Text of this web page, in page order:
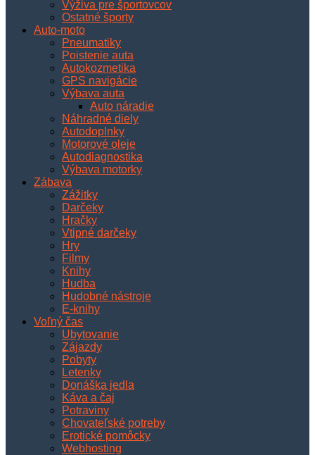
Výživa pre športovcov
Ostatné športy
Auto-moto
Pneumatiky
Poistenie auta
Autokozmetika
GPS navigácie
Výbava auta
Auto náradie
Náhradné diely
Autodoplnky
Motorové oleje
Autodiagnostika
Výbava motorky
Zábava
Zážitky
Darčeky
Hračky
Vtipné darčeky
Hry
Filmy
Knihy
Hudba
Hudobné nástroje
E-knihy
Voľný čas
Ubytovanie
Zájazdy
Pobyty
Letenky
Donáška jedla
Káva a čaj
Potraviny
Chovateľské potreby
Erotické pomôcky
Webhosting